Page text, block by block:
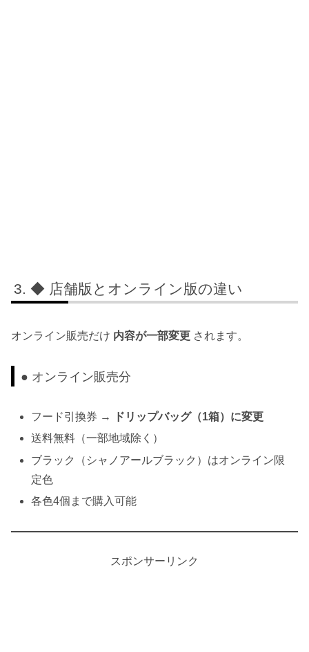
◆ 店舗版とオンライン版の違い
オンライン販売だけ 内容が一部変更 されます。
● オンライン販売分
フード引換券 →
ドリップバッグ（1箱）に変更
送料無料（一部地域除く）
ブラック（シャノアールブラック）はオンライン限
定色
各色4個まで購入可能
スポンサーリンク